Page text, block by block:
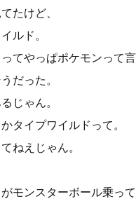
たけど、
ルド。
てやっぱポケモンって言
だった。
じゃん。
タイプワイルドって。
ねえじゃん。
モンスターボール乗って